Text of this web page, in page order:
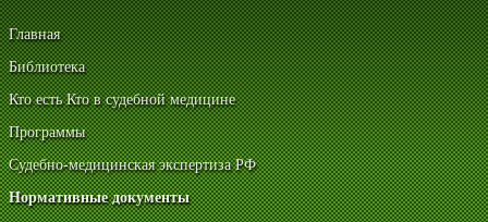
Главная
Библиотека
Кто есть Кто в судебной медицине
Программы
Судебно-медицинская экспертиза РФ
Нормативные документы